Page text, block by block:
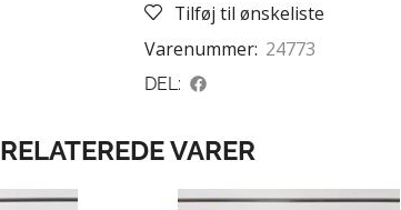
Tilføj til ønskeliste
Varenummer: 24773
DEL:
RELATEREDE VARER